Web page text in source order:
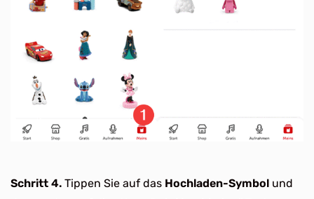
Schritt 4. Tippen Sie auf das Hochladen-Symbol und